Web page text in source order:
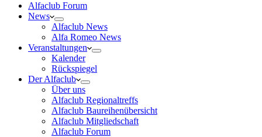
Alfaclub Forum
News
Alfaclub News
Alfa Romeo News
Veranstaltungen
Kalender
Rückspiegel
Der Alfaclub
Über uns
Alfaclub Regionaltreffs
Alfaclub Baureihenübersicht
Alfaclub Mitgliedschaft
Alfaclub Forum